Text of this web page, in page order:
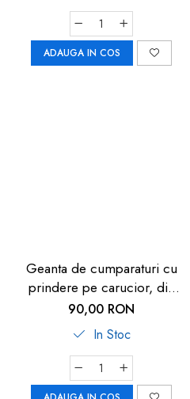
ADAUGA IN COS
Geanta de cumparaturi cu
prindere pe carucior, din
plastic reciclat, Reer
Growing Shopping Bag
84211
90,00 RON
In Stoc